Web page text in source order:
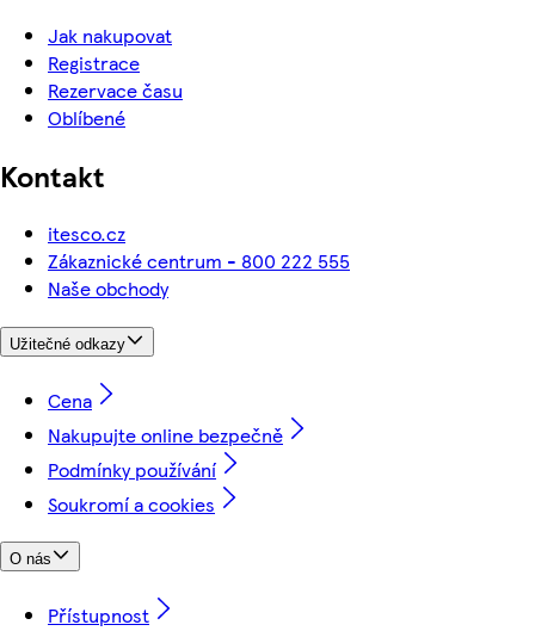
Jak nakupovat
Registrace
Rezervace času
Oblíbené
Kontakt
itesco.cz
Zákaznické centrum - 800 222 555
Naše obchody
Užitečné odkazy
Cena
Nakupujte online bezpečně
Podmínky používání
Soukromí a cookies
O nás
Přístupnost